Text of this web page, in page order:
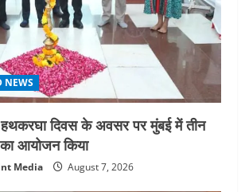
NEWS
हथकरघा दिवस के अवसर पर मुंबई में तीन
का आयोजन किया
Media August 7, 2026